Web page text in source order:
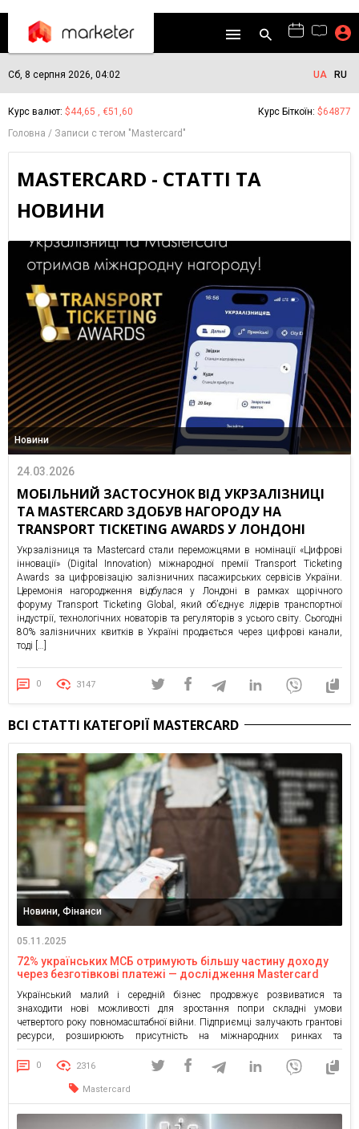
Сб, 8 серпня 2026, 04:02 UA RU
Курс валют: $44,65 , €51,60 Курс Біткоїн: $64877
Головна
Записи с тегом "Mastercard"
MASTERCARD - СТАТТІ ТА
НОВИНИ
Новини
24.03.2026
МОБІЛЬНИЙ ЗАСТОСУНОК ВІД УКРЗАЛІЗНИЦІ
ТА MASTERCARD ЗДОБУВ НАГОРОДУ НА
TRANSPORT TICKETING AWARDS У ЛОНДОНІ
Укрзалізниця та Mastercard стали переможцями в номінації «Цифрові
інновації» (Digital Innovation) міжнародної премії Transport Ticketing
Awards за цифровізацію залізничних пасажирських сервісів України.
Церемонія нагородження відбулася у Лондоні в рамках щорічного
форуму Transport Ticketing Global, який об’єднує лідерів транспортної
індустрії, технологічних новаторів та регуляторів з усього світу. Сьогодні
80% залізничних квитків в Україні продається через цифрові канали,
тоді […]
0 3147
ВСІ СТАТТІ КАТЕГОРІЇ MASTERCARD
Новини, Фінанси
05.11.2025
72% українських МСБ отримують більшу частину доходу
через безготівкові платежі — дослідження Mastercard
Український малий і середній бізнес продовжує розвиватися та
знаходити нові можливості для зростання попри складні умови
четвертого року повномасштабної війни. Підприємці залучають грантові
ресурси, розширюють присутність на міжнародних ринках та
впроваджують цифрові інструменти. Про це свідчать результати
щорічного дослідження Mastercard SME Index 2025, у якому компанія
Mastercard аналізує стан і потреби підприємців, а також перспективи […]
0 2316
Mastercard